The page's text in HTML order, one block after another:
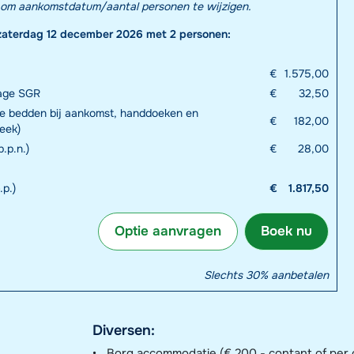
aankomstdatum/aantal personen te wijzigen.
12 december 2026 met 2 personen:
€ 1.575,00
SGR €
32,50
bedden bij aankomst, handdoeken en
€
182,00
€ 28,00
€ 1.817,50
Boek nu
Optie aanvragen
Slechts 30% aanbetalen
Diversen: